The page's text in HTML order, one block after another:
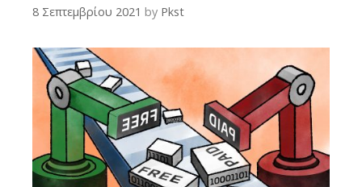
8 Σεπτεμβρίου 2021 by Pkst